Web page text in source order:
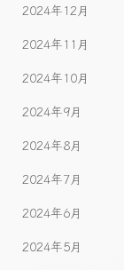
2024年12月
2024年11月
2024年10月
2024年9月
2024年8月
2024年7月
2024年6月
2024年5月